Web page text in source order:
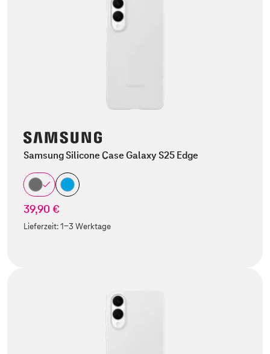
Samsung Silicone Case Galaxy S25 Edge
39,90 €
Lieferzeit:1-3 Werktage